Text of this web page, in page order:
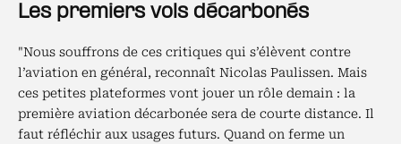
Les premiers vols décarbonés
"Nous souffrons de ces critiques qui s’élèvent contre
l’aviation en général, reconnaît Nicolas Paulissen. Mais
ces petites plateformes vont jouer un rôle demain : la
première aviation décarbonée sera de courte distance. Il
faut réfléchir aux usages futurs. Quand on ferme un